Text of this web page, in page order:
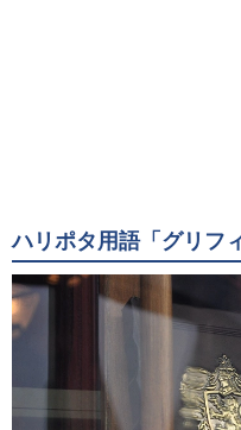
ハリポタ用語「グリフ